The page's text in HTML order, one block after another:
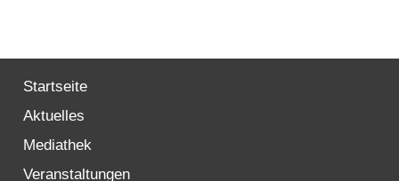
Willkommen in Strasburg (Uckermark)
Startseite
Aktuelles
Mediathek
Veranstaltungen